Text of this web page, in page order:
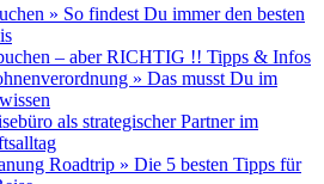
» So findest Du immer den besten
– aber RICHTIG !! Tipps & Infos
» Das musst Du im
als strategischer Partner im
Roadtrip » Die 5 besten Tipps für